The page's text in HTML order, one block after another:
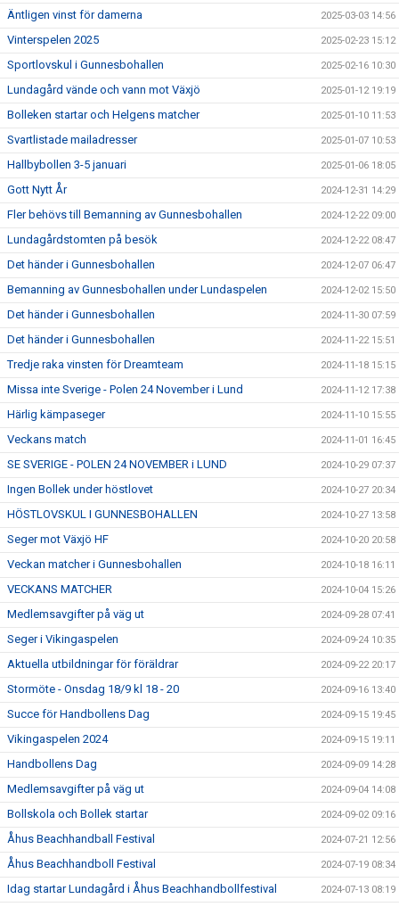
Äntligen vinst för damerna 2025-03-03 14:56
Vinterspelen 2025 2025-02-23 15:12
Sportlovskul i Gunnesbohallen 2025-02-16 10:30
Lundagård vände och vann mot Växjö 2025-01-12 19:19
Bolleken startar och Helgens matcher 2025-01-10 11:53
Svartlistade mailadresser 2025-01-07 10:53
Hallbybollen 3-5 januari 2025-01-06 18:05
Gott Nytt År 2024-12-31 14:29
Fler behövs till Bemanning av Gunnesbohallen 2024-12-22 09:00
Lundagårdstomten på besök 2024-12-22 08:47
Det händer i Gunnesbohallen 2024-12-07 06:47
Bemanning av Gunnesbohallen under Lundaspelen 2024-12-02 15:50
Det händer i Gunnesbohallen 2024-11-30 07:59
Det händer i Gunnesbohallen 2024-11-22 15:51
Tredje raka vinsten för Dreamteam 2024-11-18 15:15
Missa inte Sverige - Polen 24 November i Lund 2024-11-12 17:38
Härlig kämpaseger 2024-11-10 15:55
Veckans match 2024-11-01 16:45
SE SVERIGE - POLEN 24 NOVEMBER i LUND 2024-10-29 07:37
Ingen Bollek under höstlovet 2024-10-27 20:34
HÖSTLOVSKUL I GUNNESBOHALLEN 2024-10-27 13:58
Seger mot Växjö HF 2024-10-20 20:58
Veckan matcher i Gunnesbohallen 2024-10-18 16:11
VECKANS MATCHER 2024-10-04 15:26
Medlemsavgifter på väg ut 2024-09-28 07:41
Seger i Vikingaspelen 2024-09-24 10:35
Aktuella utbildningar för föräldrar 2024-09-22 20:17
Stormöte - Onsdag 18/9 kl 18 - 20 2024-09-16 13:40
Succe för Handbollens Dag 2024-09-15 19:45
Vikingaspelen 2024 2024-09-15 19:11
Handbollens Dag 2024-09-09 14:28
Medlemsavgifter på väg ut 2024-09-04 14:08
Bollskola och Bollek startar 2024-09-02 09:16
Åhus Beachhandball Festival 2024-07-21 12:56
Åhus Beachhandboll Festival 2024-07-19 08:34
Idag startar Lundagård i Åhus Beachhandbollfestival 2024-07-13 08:19